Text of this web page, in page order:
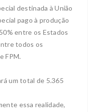
destinada à União
pago à produção
entre os Estados
todos os
FPM.
um total de 5.365
essa realidade,